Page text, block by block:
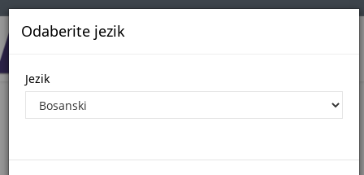
Odaberite jezik
Jezik
Pregled Dokumenata| Broj 26/26